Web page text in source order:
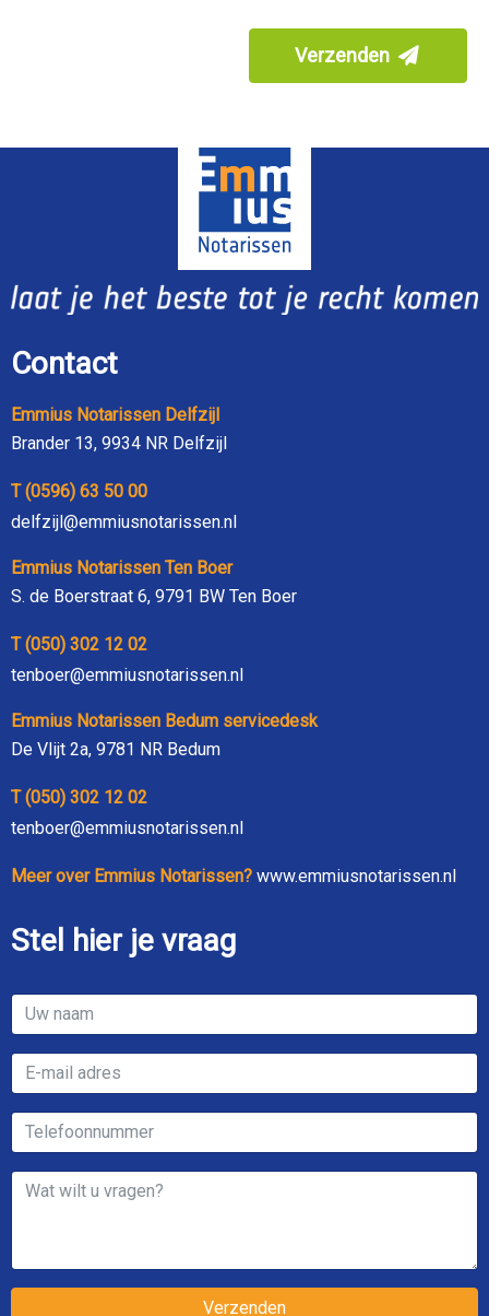
Verzenden
Contact
Emmius Notarissen Delfzijl
Brander 13, 9934 NR Delfzijl
T (0596) 63 50 00
delfzijl@emmiusnotarissen.nl
Emmius Notarissen Ten Boer
S. de Boerstraat 6, 9791 BW Ten Boer
T (050) 302 12 02
tenboer@emmiusnotarissen.nl
Emmius Notarissen Bedum servicedesk
De Vlijt 2a, 9781 NR Bedum
T (050) 302 12 02
tenboer@emmiusnotarissen.nl
Meer over Emmius Notarissen? www.emmiusnotarissen.nl
Stel hier je vraag
Verzenden